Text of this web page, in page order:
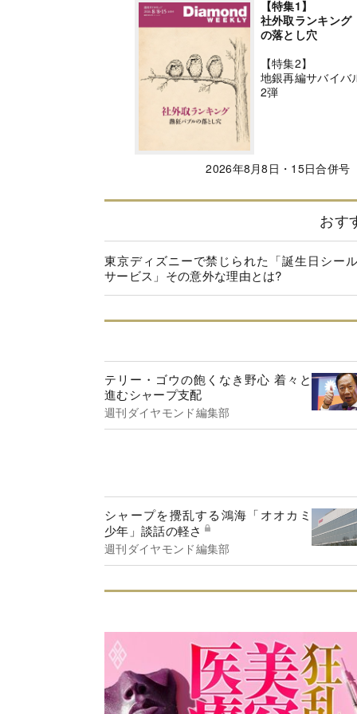
【特集1】
社外取ランキン
の落とし穴
【特集2】
地銀再編サバイ
2弾
2026年8月8日・15日合併号
おす
東京ディズニーで禁じられた「誕生日シー
サービス」その意外な理由とは?
テリー・ゴウの飽くなき野心 着々と
進むシャープ支配
週刊ダイヤモンド編集部
シャープを攪乱する鴻海「オオカミ
少年」談話の軽さ
週刊ダイヤモンド編集部